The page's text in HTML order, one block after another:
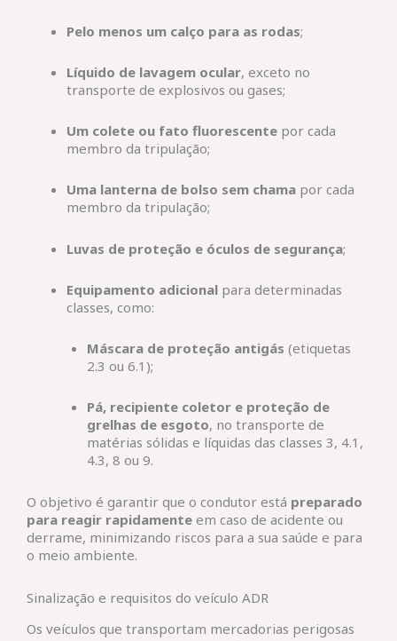
Pelo menos um calço para as rodas;
Líquido de lavagem ocular, exceto no
transporte de explosivos ou gases;
Um colete ou fato fluorescente por cada
membro da tripulação;
Uma lanterna de bolso sem chama por cada
membro da tripulação;
Luvas de proteção e óculos de segurança;
Equipamento adicional para determinadas
classes, como:
Máscara de proteção antigás (etiquetas
2.3 ou 6.1);
Pá, recipiente coletor e proteção de
grelhas de esgoto, no transporte de
matérias sólidas e líquidas das classes 3, 4.1,
4.3, 8 ou 9.
O objetivo é garantir que o condutor está preparado
para reagir rapidamente em caso de acidente ou
derrame, minimizando riscos para a sua saúde e para
o meio ambiente.
Sinalização e requisitos do veículo ADR
Os veículos que transportam mercadorias perigosas